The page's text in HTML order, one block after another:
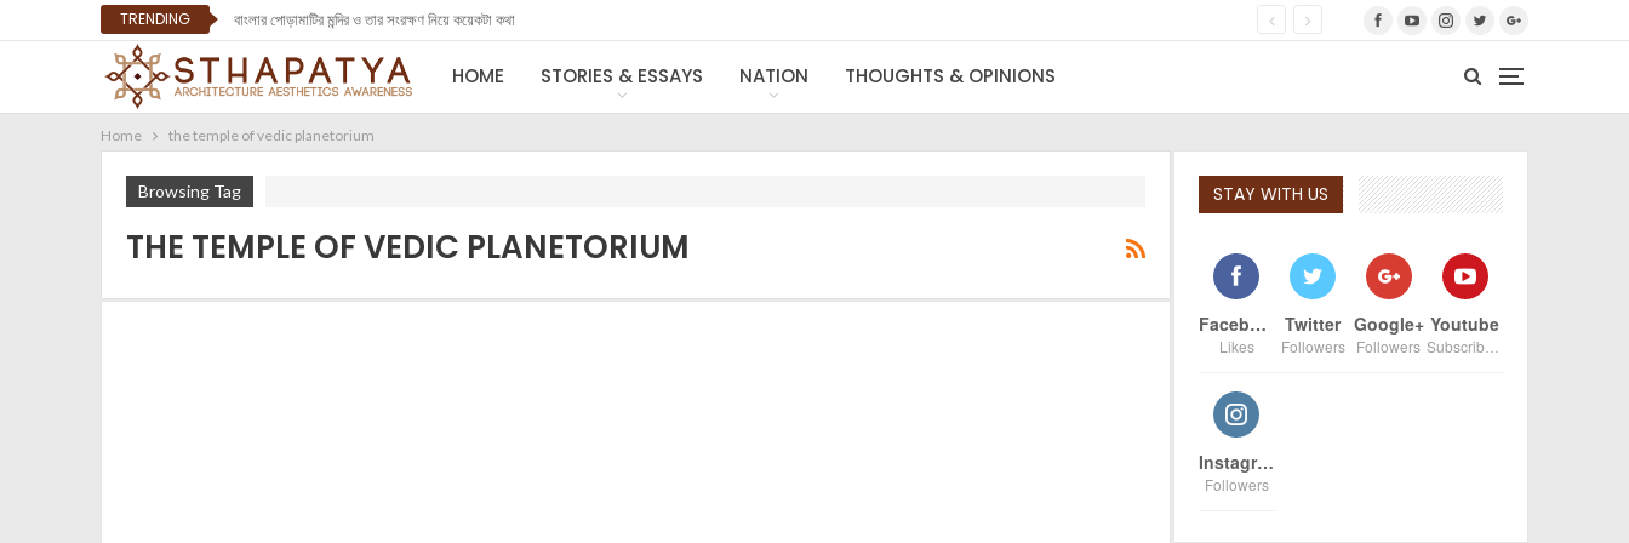
TRENDING বাংলার পোড়ামাটির মন্দির ও তার সংরক্ষণ নিয়ে কয়েকটা কথা
HOME STORIES & ESSAYS NATION THOUGHTS & OPINIONS
Home the temple of vedic planetorium
Browsing Tag
THE TEMPLE OF VEDIC PLANETORIUM
STAY WITH US
Facebook
Likes
Twitter
Followers
Google+
Followers
Youtube
Instagram
Followers